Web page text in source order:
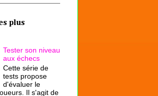
plus
Tester son niveau
aux échecs
Cette série de
tests propose
d'évaluer le
Il s'agit de